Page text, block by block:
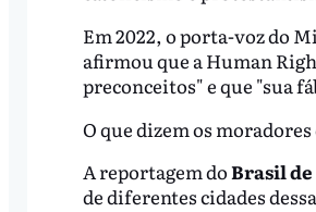
Em 2022, o porta-voz do
afirmou que a Human
preconceitos" e que "sua
O que dizem os
A reportagem doBrasil de
de diferentes cidades